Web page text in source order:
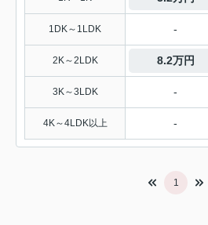
1DK～1LDK -
2K～2LDK 8.2万円
3K～3LDK -
4K～4LDK以上 -
1